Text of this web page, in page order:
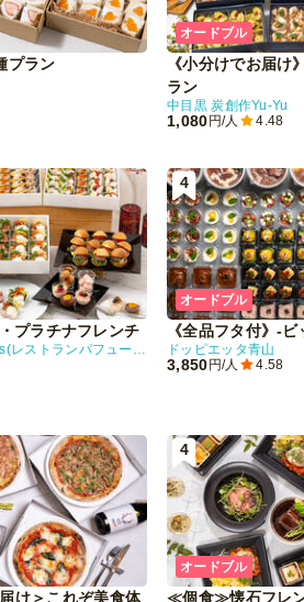
プラン
《小分けでお届け
ラン
中目黒 炭創作Yu-Yu
1,080円/人 4.48
オードブル
プラチナフレンチ 《全品フタ付》-
ドッピエッタ青山
3,850円/人 4.58
4
オードブル
け＞これぞ美食体
≪個食≫懐石フレ
4
オードブル